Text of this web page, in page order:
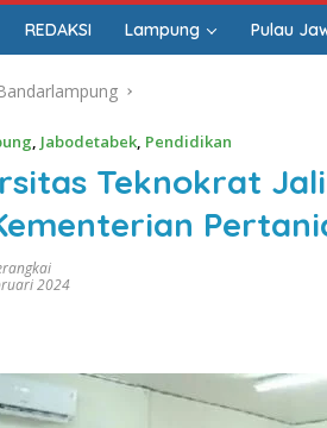
REDAKSI Lampung Pulau
, Jabodetabek, Pendidikan
Teknokrat
2024